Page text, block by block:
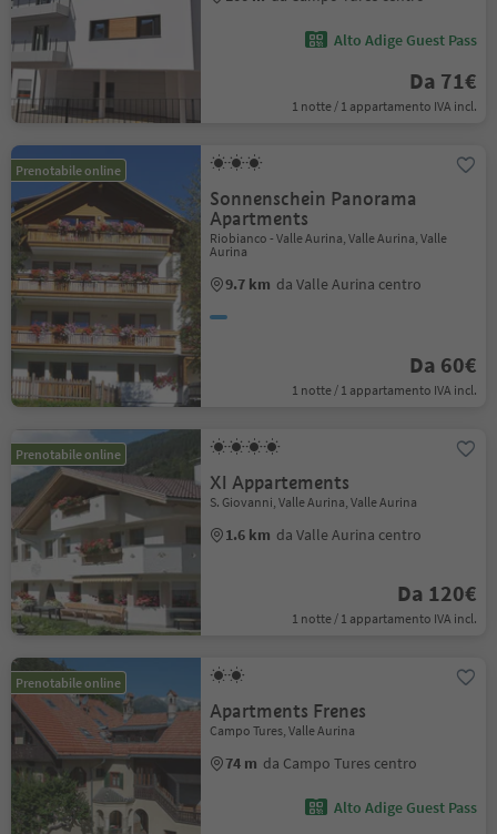
Alto Adige Guest Pass
Da 71€
1 notte / 1 appartamento IVA incl.
Prenotabile online
Sonnenschein Panorama
Apartments
Riobianco - Valle Aurina, Valle Aurina, Valle
Aurina
9.7 km da Valle Aurina centro
Da 60€
1 notte / 1 appartamento IVA incl.
Prenotabile online
Xl Appartements
S. Giovanni, Valle Aurina, Valle Aurina
1.6 km da Valle Aurina centro
Da 120€
1 notte / 1 appartamento IVA incl.
Prenotabile online
Apartments Frenes
Campo Tures, Valle Aurina
74 m da Campo Tures centro
Alto Adige Guest Pass